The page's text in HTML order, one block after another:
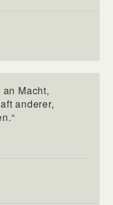
Macht,
anderer,